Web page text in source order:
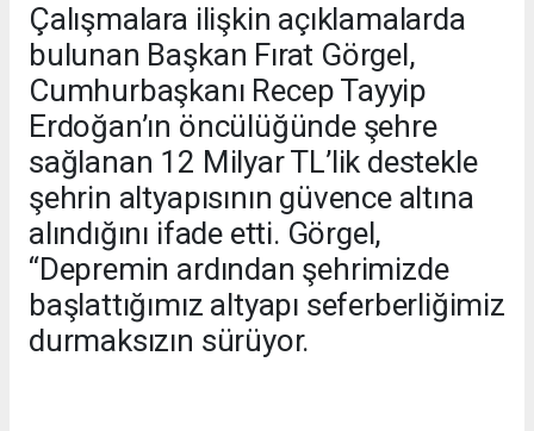
Çalışmalara ilişkin açıklamalarda
bulunan Başkan Fırat Görgel,
Cumhurbaşkanı Recep Tayyip
Erdoğan’ın öncülüğünde şehre
sağlanan 12 Milyar TL’lik destekle
şehrin altyapısının güvence altına
alındığını ifade etti. Görgel,
“Depremin ardından şehrimizde
başlattığımız altyapı seferberliğimiz
durmaksızın sürüyor.